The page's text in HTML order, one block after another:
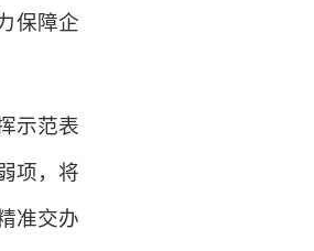
保障企
示范表
项，将
准交办